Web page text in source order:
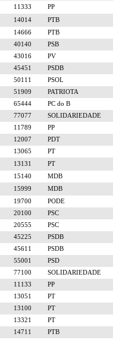
11333
PP
14014
PTB
14666
PTB
40140
PSB
43016
PV
45451
PSDB
50111
PSOL
51909
PATRIOTA
65444
PC do B
77077
SOLIDARIEDADE
11789
PP
12007
PDT
13065
PT
13131
PT
15140
MDB
15999
MDB
19700
PODE
20100
PSC
20555
PSC
45225
PSDB
45611
PSDB
55001
PSD
77100
SOLIDARIEDADE
11133
PP
13051
PT
13100
PT
13321
PT
14711
PTB